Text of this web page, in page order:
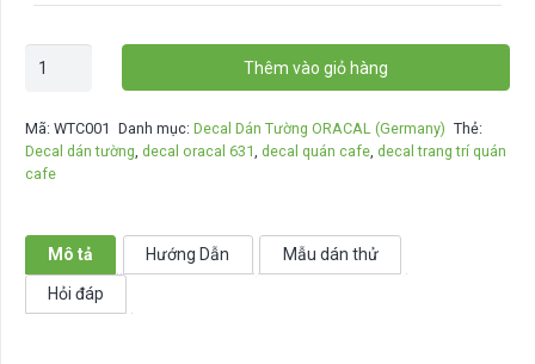
Decal
Cafe
-
smell
the
Thêm vào giỏ hàng
Mã: WTC001 Danh mục:Decal Dán Tường ORACAL (Germany) Thẻ:
Decal dán tường decal oracal 631 decal quán cafe decal trang trí quán
cafe
Mô tả Hướng Dẫn Mẫu dán thử
Hỏi đáp